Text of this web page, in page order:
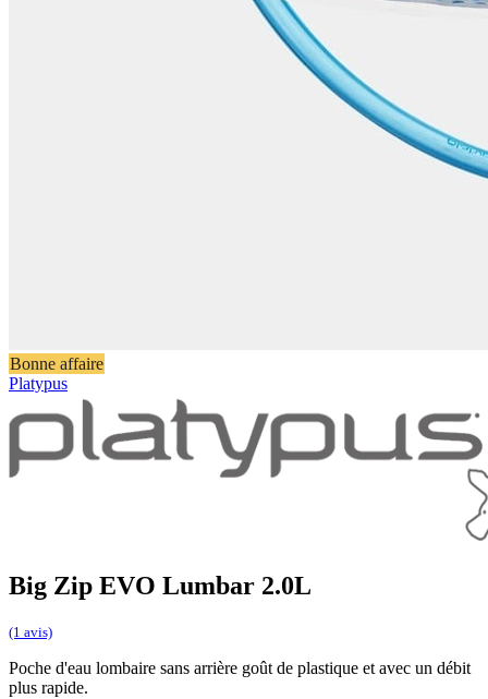
Bonne affaire
Platypus
Big Zip EVO Lumbar 2.0L
(1 avis)
Poche d'eau lombaire sans arrière goût de plastique et avec un débit
plus rapide.